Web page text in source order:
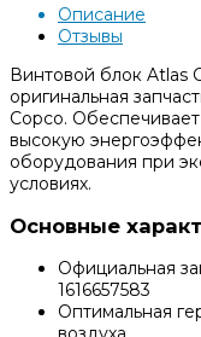
Описание
Отзывы
Винтовой блок Atlas
оригинальная
Copco.
высокую
оборудования при
условиях.
Основные
Официальная
1616657583
Оптимальная